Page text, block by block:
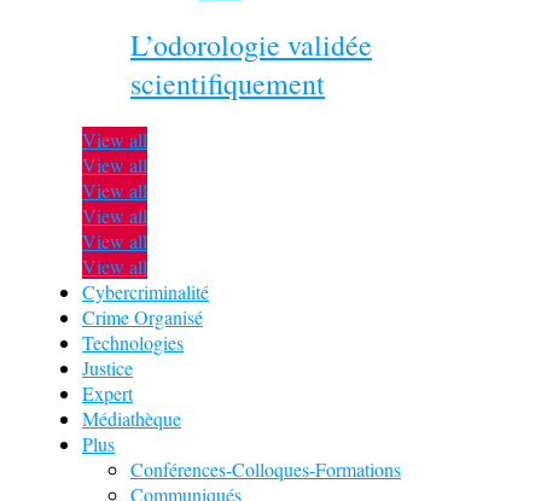
L’odorologie validée
scientifiquement
View all
View all
View all
View all
View all
View all
Cybercriminalité
Crime Organisé
Technologies
Justice
Expert
Médiathèque
Plus
Conférences-Colloques-Formations
Communiqués